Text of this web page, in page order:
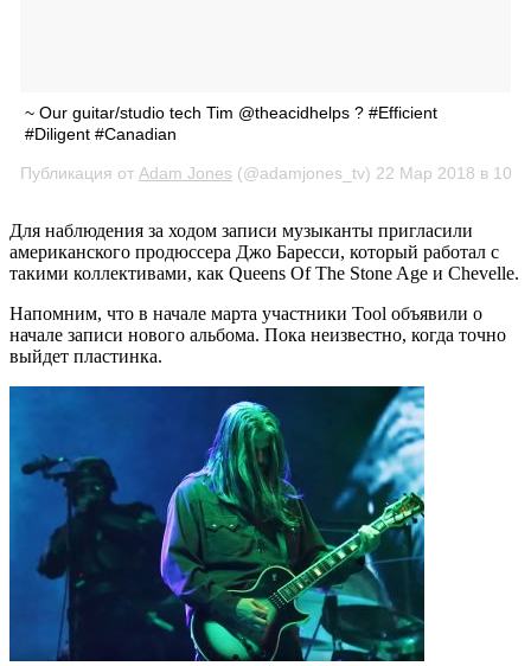
~ Our guitar/studio tech Tim @theacidhelps ? #Efficient
#Diligent #Canadian
Публикация от Adam Jones (@adamjones_tv) 22 Мар 2018 в
Для наблюдения за ходом записи музыканты пригласили
американского продюссера Джо Баресси, который работал с
такими коллективами, как Queens Of The Stone Age и Chevelle.
Напомним, что в начале марта участники Tool объявили о
начале записи нового альбома. Пока неизвестно, когда точно
выйдет пластинка.